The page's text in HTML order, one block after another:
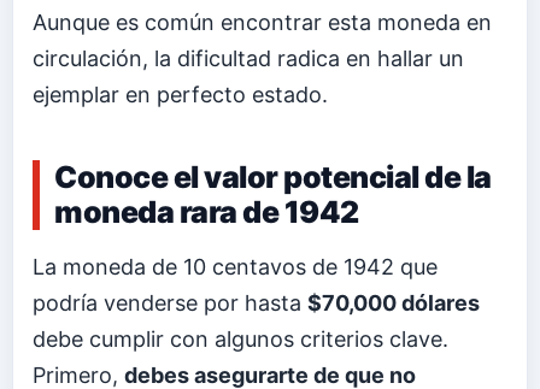
Aunque es común encontrar esta moneda en
circulación, la dificultad radica en hallar un
ejemplar en perfecto estado.
Conoce el valor potencial de la
moneda rara de 1942
La moneda de 10 centavos de 1942 que
podría venderse por hasta $70,000 dólares
debe cumplir con algunos criterios clave.
Primero, debes asegurarte de que no